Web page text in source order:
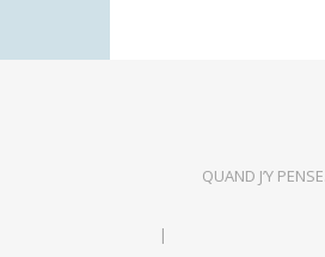
QUAND J’Y